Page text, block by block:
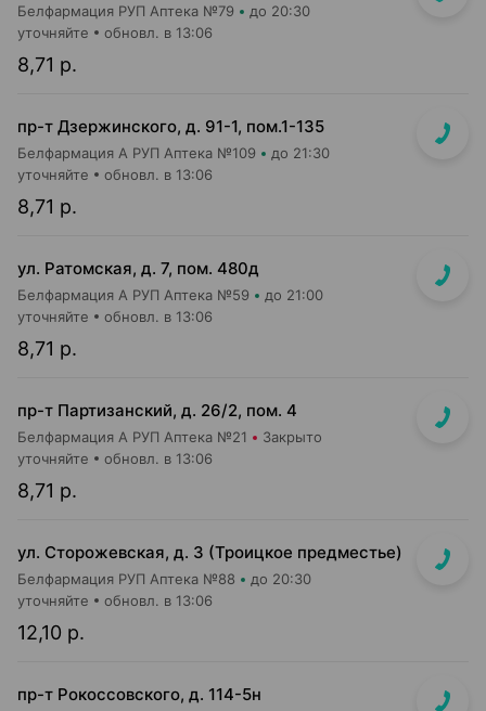
Белфармация РУП Аптека №79 до 20:30
8,71 р.
уточняйте обновл. в 13:06
пр-т Дзержинского, д. 91-1, пом.1-135
Белфармация А РУП Аптека №109 до 21:30
8,71 р.
уточняйте обновл. в 13:06
ул. Ратомская, д. 7, пом. 480д
Белфармация А РУП Аптека №59 до 21:00
8,71 р.
уточняйте обновл. в 13:06
пр-т Партизанский, д. 26/2, пом. 4
Белфармация А РУП Аптека №21 Закрыто
8,71 р.
уточняйте обновл. в 13:06
ул. Сторожевская, д. 3 (Троицкое предместье)
Белфармация РУП Аптека №88 до 20:30
12,10 р.
уточняйте обновл. в 13:06
пр-т Рокоссовского, д. 114-5н